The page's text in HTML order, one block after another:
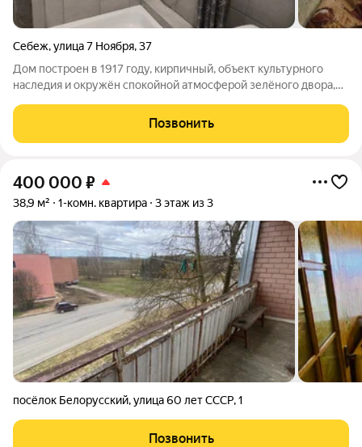
Себеж,улица 7 Ноября,37
Дом построен в 1917 году, кирпичный, объект культурного
наследия и окружён спокойной атмосферой зелёного двора,
Прекрасное вложение для сдачи посуточно или для себя жить
прекрасном и тихом месте!
Позвонить
400 000 ₽
38,9 м² 1-комн. квартира 3 этаж из 3
посёлок Белорусский,улица 60 лет СССР,1
Позвонить